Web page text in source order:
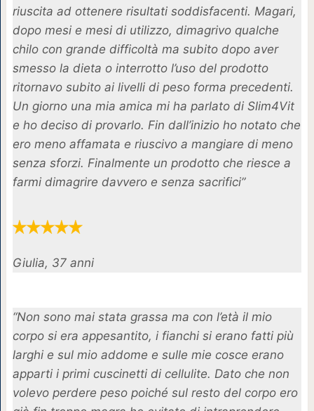
riuscita ad ottenere risultati soddisfacenti. Magari,
dopo mesi e mesi di utilizzo, dimagrivo qualche
chilo con grande difficoltà ma subito dopo aver
smesso la dieta o interrotto l’uso del prodotto
ritornavo subito ai livelli di peso forma precedenti.
Un giorno una mia amica mi ha parlato di Slim4Vit
e ho deciso di provarlo. Fin dall’inizio ho notato che
ero meno affamata e riuscivo a mangiare di meno
senza sforzi. Finalmente un prodotto che riesce a
farmi dimagrire davvero e senza sacrifici”
Giulia, 37 anni
“Non sono mai stata grassa ma con l’età il mio
corpo si era appesantito, i fianchi si erano fatti più
larghi e sul mio addome e sulle mie cosce erano
apparti i primi cuscinetti di cellulite. Dato che non
volevo perdere peso poiché sul resto del corpo ero